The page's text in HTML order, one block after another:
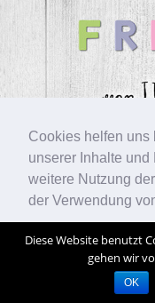
Cookies helfen uns
unserer Inhalte
weitere Nutzung
der Verwendung
Diese Website benutzt
gehen wir
OK